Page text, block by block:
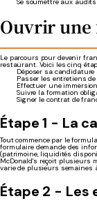
Ouvrir une
Le parcours pour devenir
restaurant. Voici les cinq
Déposer sa
Passer les entretiens
Effectuer une
Suivre la formation
Signer le contrat de
Étape 1 - La
Tout commence par le
formulaire demande des
(patrimoine, liquidités
McDonald's reçoit plusieurs
varie de plusieurs semaines
Étape 2 - Les